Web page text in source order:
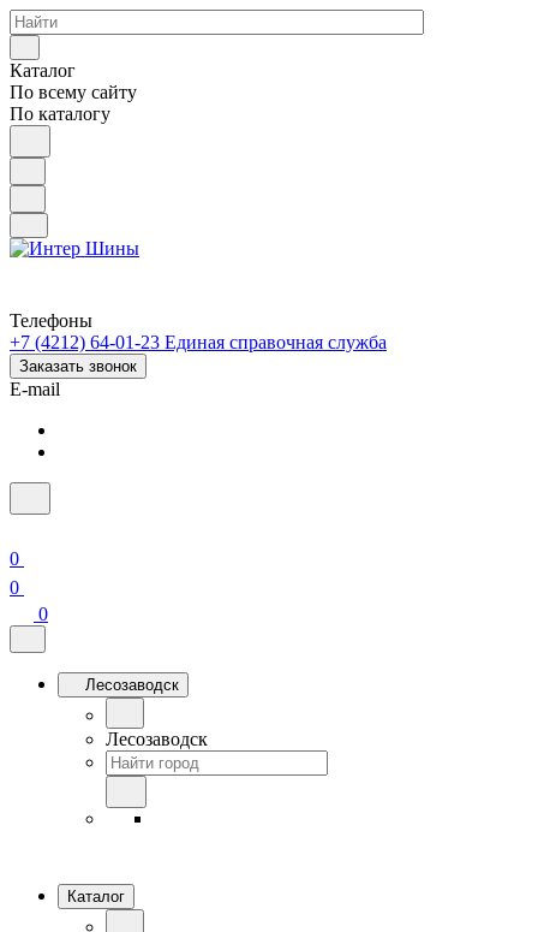
Каталог
По всему сайту
По каталогу
Телефоны
+7 (4212) 64-01-23 Единая справочная служба
Заказать звонок
E-mail
0
0
0
Лесозаводск
Лесозаводск
Каталог